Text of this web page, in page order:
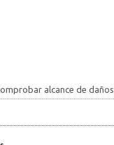
alcance de